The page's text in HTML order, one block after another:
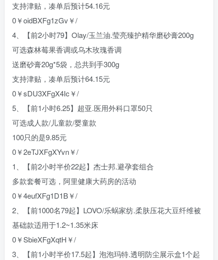
支持津贴，凑单后预计54.16元
0￥oidBXFg1zGv￥/
4、【前2小时79】Olay/玉兰油.莹亮臻护精华磨砂膏200g
可选森林莓果香调或乌木玫瑰香调
送磨砂膏20g*5袋，总共到手300g
支持津贴，凑单后预计64.15元
0￥sDU3XFgX4Ic￥/
5、【前1小时6.25】超亚.医用外科口罩50只
可选成人款/儿童款/婴童款
100只的是9.85元
0￥2eTJXFgXYvn￥/
1、【前2小时半价22起】杰士邦.避孕套组合
多款套餐可选，阿里健康大药房的活动
0￥4eufXFg1D1B￥/
2、【前1000名79起】LOVO/乐蜗家纺.柔肤压花大豆纤维被
基础款适用于1.2~1.35米床
0￥SbieXFgXqtH￥/
3、【前1小时半价17.5起】泡泡玛特.透明防尘展示盒1个起